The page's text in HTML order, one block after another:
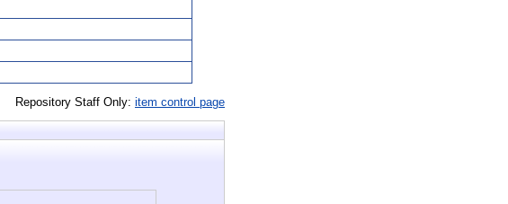
Repository Staff Only: item control page